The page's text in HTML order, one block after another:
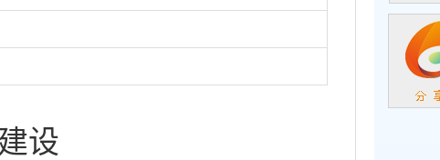
设
濉溪县政
政务微信